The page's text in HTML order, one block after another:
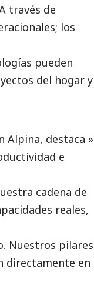
través de
los
pueden
del hogar y
Alpina, destaca »
e
cadena de
reales,
Nuestros pilares
directamente en